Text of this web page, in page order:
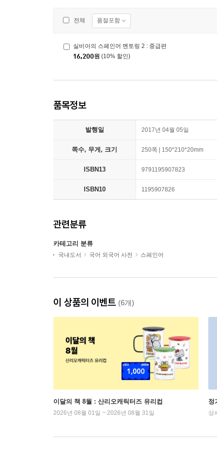
전체 품절포함
실비아의 스페인어 멘토링 2 : 중급편
16,200원 (10% 할인)
품목정보
발행일 2017년 04월 05일
쪽수, 무게, 크기 250쪽 | 150*210*20mm
ISBN13 9791195907823
ISBN10 1195907826
관련분류
카테고리 분류
국내도서 국어 외국어 사전 스페인어
이 상품의 이벤트 (6개)
이달의 책 8월 : 산리오캐릭터즈 유리컵
2026년 08월 01일 ~ 2026년 08월 31일
정
상